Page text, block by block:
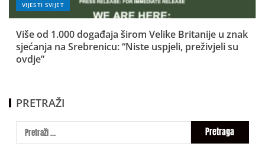
VIJESTI SVIJET
Više od 1.000 događaja širom Velike Britanije u znak
sjećanja na Srebrenicu: “Niste uspjeli, preživjeli su
ovdje”
PRETRAŽI